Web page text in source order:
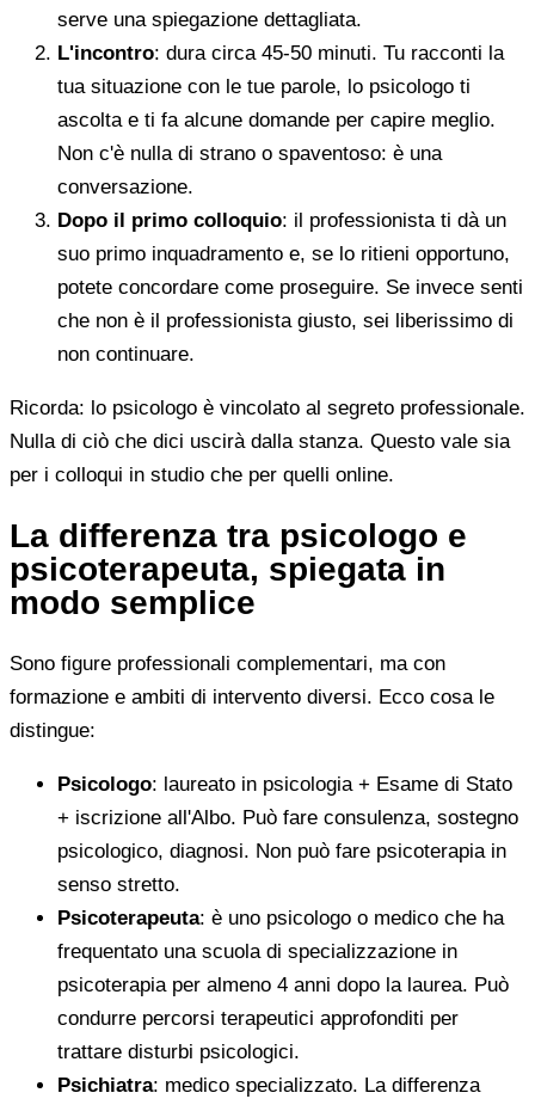
serve una spiegazione dettagliata.
L'incontro: dura circa 45-50 minuti. Tu racconti la
tua situazione con le tue parole, lo psicologo ti
ascolta e ti fa alcune domande per capire meglio.
Non c'è nulla di strano o spaventoso: è una
conversazione.
Dopo il primo colloquio: il professionista ti dà un
suo primo inquadramento e, se lo ritieni opportuno,
potete concordare come proseguire. Se invece senti
che non è il professionista giusto, sei liberissimo di
non continuare.
Ricorda: lo psicologo è vincolato al segreto professionale.
Nulla di ciò che dici uscirà dalla stanza. Questo vale sia
per i colloqui in studio che per quelli online.
La differenza tra psicologo e
psicoterapeuta, spiegata in
modo semplice
Sono figure professionali complementari, ma con
formazione e ambiti di intervento diversi. Ecco cosa le
distingue:
Psicologo: laureato in psicologia + Esame di Stato
+ iscrizione all'Albo. Può fare consulenza, sostegno
psicologico, diagnosi. Non può fare psicoterapia in
senso stretto.
Psicoterapeuta: è uno psicologo o medico che ha
frequentato una scuola di specializzazione in
psicoterapia per almeno 4 anni dopo la laurea. Può
condurre percorsi terapeutici approfonditi per
trattare disturbi psicologici.
Psichiatra: medico specializzato. La differenza